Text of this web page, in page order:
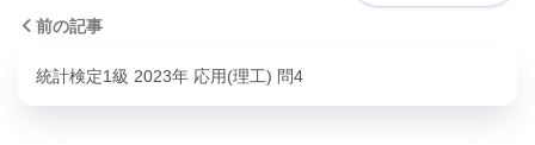
前の記事
統計検定1級 2023年 応用(理工) 問4